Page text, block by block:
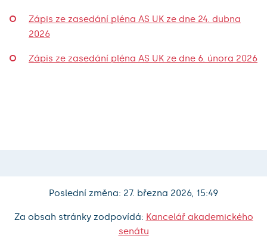
Zápis ze zasedání pléna AS UK ze dne 24. dubna
2026
Zápis ze zasedání pléna AS UK ze dne 6. února 2026
Poslední změna: 27. března 2026, 15:49
Za obsah stránky zodpovídá: Kancelář akademického
senátu